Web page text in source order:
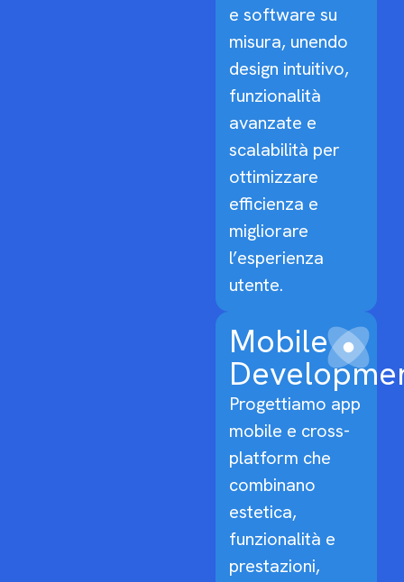
e software su
misura, unendo
design intuitivo,
funzionalità
avanzate e
scalabilità per
ottimizzare
efficienza e
migliorare
l’esperienza
utente.
Mobile
Progettiamo app
mobile e cross-
platform che
combinano
estetica,
funzionalità e
prestazioni,